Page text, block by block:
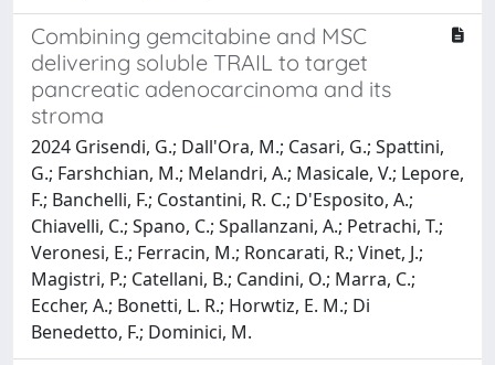
Combining gemcitabine and MSC
delivering soluble TRAIL to target
pancreatic adenocarcinoma and its
stroma
2024 Grisendi, G.; Dall'Ora, M.; Casari, G.; Spattini,
G.; Farshchian, M.; Melandri, A.; Masicale, V.; Lepore,
F.; Banchelli, F.; Costantini, R. C.; D'Esposito, A.;
Chiavelli, C.; Spano, C.; Spallanzani, A.; Petrachi, T.;
Veronesi, E.; Ferracin, M.; Roncarati, R.; Vinet, J.;
Magistri, P.; Catellani, B.; Candini, O.; Marra, C.;
Eccher, A.; Bonetti, L. R.; Horwtiz, E. M.; Di
Benedetto, F.; Dominici, M.